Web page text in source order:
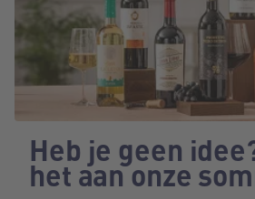
Heb je geen
het aan onze